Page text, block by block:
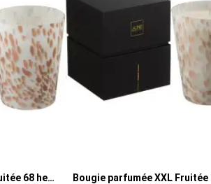
Bougie parfumée XXL Fruitée 95 heures Noa Parfum Neon Night avec photophore en Verre Blanc Doré